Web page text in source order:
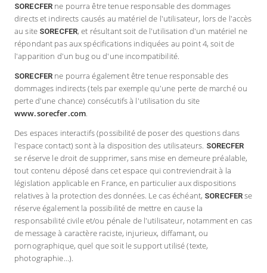
SORECFER ne pourra être tenue responsable des dommages
directs et indirects causés au matériel de l'utilisateur, lors de l'accès
au site SORECFER, et résultant soit de l'utilisation d'un matériel ne
répondant pas aux spécifications indiquées au point 4, soit de
l'apparition d'un bug ou d'une incompatibilité.
SORECFER ne pourra également être tenue responsable des
dommages indirects (tels par exemple qu'une perte de marché ou
perte d'une chance) consécutifs à l'utilisation du site
www.sorecfer.com.
Des espaces interactifs (possibilité de poser des questions dans
l'espace contact) sont à la disposition des utilisateurs. SORECFER
se réserve le droit de supprimer, sans mise en demeure préalable,
tout contenu déposé dans cet espace qui contreviendrait à la
législation applicable en France, en particulier aux dispositions
relatives à la protection des données. Le cas échéant, SORECFER se
réserve également la possibilité de mettre en cause la
responsabilité civile et/ou pénale de l'utilisateur, notamment en cas
de message à caractère raciste, injurieux, diffamant, ou
pornographique, quel que soit le support utilisé (texte,
photographie…).